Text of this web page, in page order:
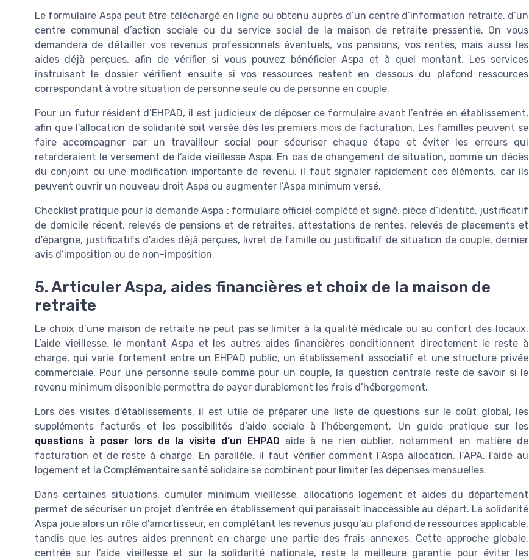
Le formulaire Aspa peut être téléchargé en ligne ou obtenu auprès d’un centre d’information retraite, d’un
centre communal d’action sociale ou du service social de la maison de retraite pressentie. On vous
demandera de détailler vos revenus professionnels éventuels, vos pensions, vos rentes, mais aussi les
aides déjà perçues, afin de vérifier si vous pouvez bénéficier Aspa et à quel montant. Les services
instruisant le dossier vérifient ensuite si vos ressources restent en dessous du plafond ressources
correspondant à votre situation de personne seule ou de personne en couple.
Pour un futur résident d’EHPAD, il est judicieux de déposer ce formulaire avant l’entrée en établissement,
afin que l’allocation de solidarité soit versée dès les premiers mois de facturation. Les familles peuvent se
faire accompagner par un travailleur social pour sécuriser chaque étape et éviter les erreurs qui
retarderaient le versement de l’aide vieillesse Aspa. En cas de changement de situation, comme un décès
du conjoint ou une modification importante de revenu, il faut signaler rapidement ces éléments, car ils
peuvent ouvrir un nouveau droit Aspa ou augmenter l’Aspa minimum versé.
Checklist pratique pour la demande Aspa : formulaire officiel complété et signé, pièce d’identité, justificatif
de domicile récent, relevés de pensions et de retraites, attestations de rentes, relevés de placements et
d’épargne, justificatifs d’aides déjà perçues, livret de famille ou justificatif de situation de couple, dernier
avis d’imposition ou de non-imposition.
5. Articuler Aspa, aides financières et choix de la maison de
retraite
Le choix d’une maison de retraite ne peut pas se limiter à la qualité médicale ou au confort des locaux.
L’aide vieillesse, le montant Aspa et les autres aides financières conditionnent directement le reste à
charge, qui varie fortement entre un EHPAD public, un établissement associatif et une structure privée
commerciale. Pour une personne seule comme pour un couple, la question centrale reste de savoir si le
revenu minimum disponible permettra de payer durablement les frais d’hébergement.
Lors des visites d’établissements, il est utile de préparer une liste de questions sur le coût global, les
suppléments facturés et les possibilités d’aide sociale à l’hébergement. Un guide pratique sur les
questions à poser lors de la visite d’un EHPAD aide à ne rien oublier, notamment en matière de
facturation et de reste à charge. En parallèle, il faut vérifier comment l’Aspa allocation, l’APA, l’aide au
logement et la Complémentaire santé solidaire se combinent pour limiter les dépenses mensuelles.
Dans certaines situations, cumuler minimum vieillesse, allocations logement et aides du département
permet de sécuriser un projet d’entrée en établissement qui paraissait inaccessible au départ. La solidarité
Aspa joue alors un rôle d’amortisseur, en complétant les revenus jusqu’au plafond de ressources applicable,
tandis que les autres aides prennent en charge une partie des frais annexes. Cette approche globale,
centrée sur l’aide vieillesse et sur la solidarité nationale, reste la meilleure garantie pour éviter les